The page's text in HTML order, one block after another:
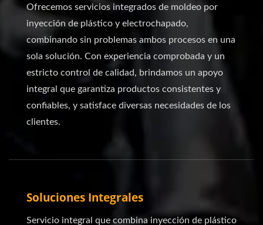
Ofrecemos servicios integrados de moldeo por
inyección de plástico y electrochapado,
combinando sin problemas ambos procesos en una
sola solución. Con experiencia comprobada y un
estricto control de calidad, brindamos un apoyo
integral que garantiza productos consistentes y
confiables, y satisface diversas necesidades de los
clientes.
Soluciones Integrales
Servicio integral que combina inyección de plástico